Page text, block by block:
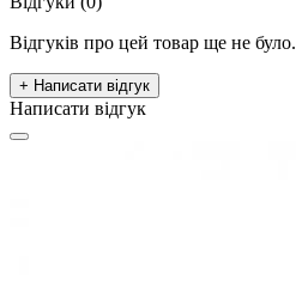
Відгуків про цей товар ще не було.
+ Написати відгук
Написати відгук